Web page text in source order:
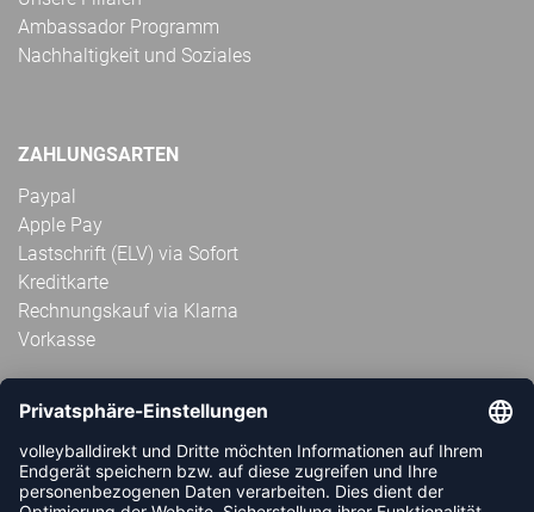
Ambassador Programm
Nachhaltigkeit und Soziales
ZAHLUNGSARTEN
Paypal
Apple Pay
Lastschrift (ELV) via Sofort
Kreditkarte
Rechnungskauf via Klarna
Vorkasse
ABONNIERE JETZT DEN KOSTENLOSEN
VOLLEYBALLDIREKT-NEWSLETTER UND VERPASSE KEINE
NEUIGKEIT ODER AKTION MEHR.